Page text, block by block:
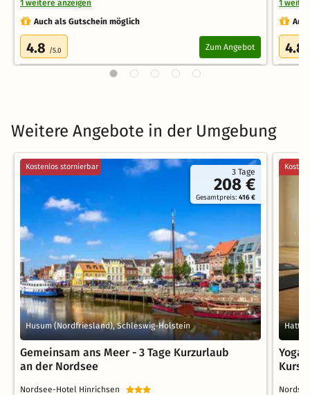
1 weitere anzeigen
Auch als Gutschein möglich
4.8 /5.0 Zum Angebot
1
4.8
Weitere Angebote in der Umgebung
3 Tage
208 €
Gesamtpreis:416 €
Kostenlos stornierbar
Husum (Nordfriesland), Schleswig-Holstein
Gemeinsam ans Meer - 3 Tage Kurzurlaub
an der Nordsee
Nordsee-Hotel Hinrichsen